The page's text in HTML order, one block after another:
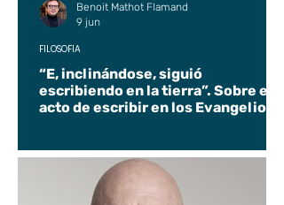
“E, inclinándose, siguió
escribiendo en la tierra”. Sobre el
acto de escribir en los Evangelios.
FILOSOFÍA
Benoit Mathot Flamand
9 jun